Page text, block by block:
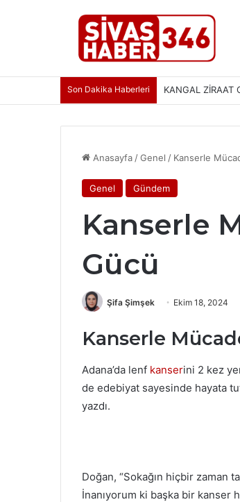
Son Dakika Haberleri KANGAL ZİRAAT
Anasayfa /Genel / Kanserle
Genel Gündem
Kanserle
Gücü
Şifa Şimşek Ekim 18, 2024
Kanserle
Adana’da lenf kanserini 2 kez
de edebiyat sayesinde hayata
yazdı.
Doğan, “Sokağın hiçbir zaman
İnanıyorum ki başka bir kanser